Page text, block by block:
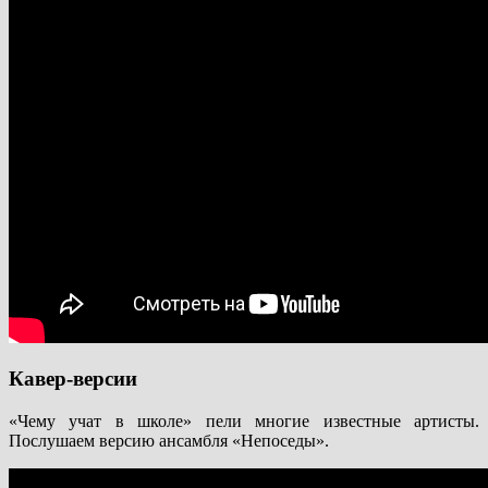
Кавер-версии
«Чему учат в школе» пели многие известные артисты.
Послушаем версию ансамбля «Непоседы».